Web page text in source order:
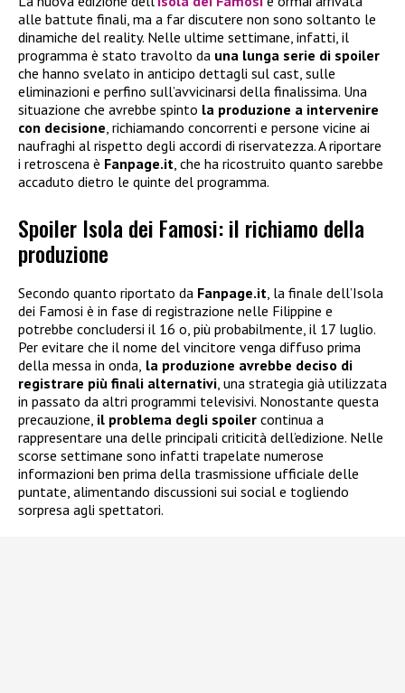
alle battute finali, ma a far discutere non sono soltanto le
dinamiche del reality. Nelle ultime settimane, infatti, il
programma è stato travolto da una lunga serie di spoiler
che hanno svelato in anticipo dettagli sul cast, sulle
eliminazioni e perfino sull’avvicinarsi della finalissima. Una
situazione che avrebbe spinto la produzione a intervenire
con decisione, richiamando concorrenti e persone vicine ai
naufraghi al rispetto degli accordi di riservatezza. A riportare
i retroscena è Fanpage.it, che ha ricostruito quanto sarebbe
accaduto dietro le quinte del programma.
Spoiler Isola dei Famosi: il richiamo della
produzione
Secondo quanto riportato da Fanpage.it , la finale dell’Isola
dei Famosi è in fase di registrazione nelle Filippine e
potrebbe concludersi il 16 o, più probabilmente, il 17 luglio.
Per evitare che il nome del vincitore venga diffuso prima
della messa in onda, la produzione avrebbe deciso di
registrare più finali alternativi , una strategia già utilizzata
in passato da altri programmi televisivi. Nonostante questa
precauzione, il problema degli spoiler continua a
rappresentare una delle principali criticità dell’edizione. Nelle
scorse settimane sono infatti trapelate numerose
informazioni ben prima della trasmissione ufficiale delle
puntate, alimentando discussioni sui social e togliendo
sorpresa agli spettatori.